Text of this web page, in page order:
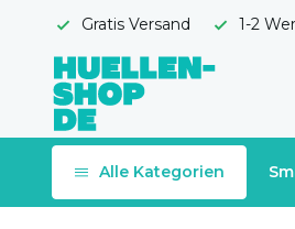
Gratis Versand 1-2
Alle Kategorien